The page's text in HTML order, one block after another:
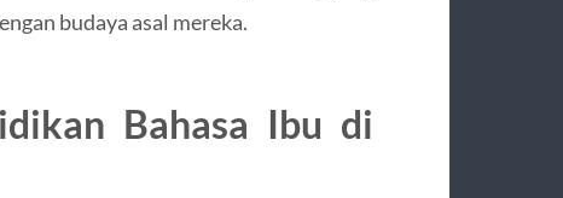
budaya asal mereka.
Bahasa Ibu di